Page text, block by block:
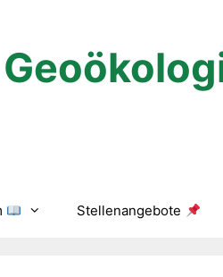
Stellenangebote